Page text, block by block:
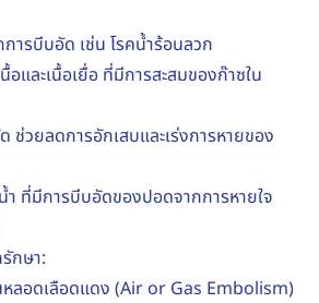
การบีบอัด เช่น โรคน้ำร้อนลวก
อและเนื้อเยื่อ ที่มีการสะสมของก๊าซใน
ช่วยลดการอักเสบและเร่งการหายของ
ำ ที่มีการบีบอัดของปอดจากการหายใจ
กษา:
หลอดเลือดแดง (Air or Gas Embolism)